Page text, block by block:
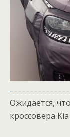
Ожидается,
кроссовера